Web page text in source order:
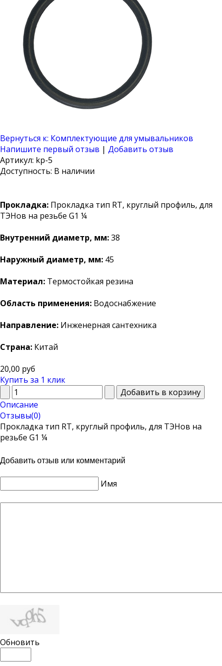
Вернуться к: Комплектующие для умывальников
Напишите первый отзыв | Добавить отзыв
Артикул: kp-5
Доступность: В наличии
Прокладка: Прокладка тип RT, круглый профиль, для
ТЭНов на резьбе G1 ¼
Внутренний диаметр, мм:38
Наружный диаметр, мм: 45
Материал: Термостойкая резина
Область применения: Водоснабжение
Направление: Инженерная сантехника
Страна: Китай
20,00 руб
Купить за 1 клик
Описание
Отзывы(0)
Прокладка тип RT, круглый профиль, для ТЭНов на
резьбе G1 ¼
Добавить отзыв или комментарий
Имя
Обновить